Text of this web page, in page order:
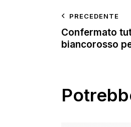
PRECEDENTE
Confermato
biancorosso